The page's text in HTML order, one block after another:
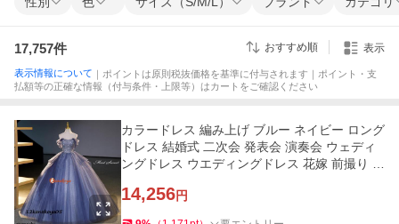
17,757件 おすすめ順 表示
表示情報について ｜ポイントは原則税抜価格を基準に付与されます｜ポイント・支
払額等の正確な情報（付与条件・上限等）はカートをご確認ください
カラードレス 編み上げ ブルー ネイビー ロング
ドレス 結婚式 二次会 発表会 演奏会 ウェディ
ングドレス ウエディングドレス 花嫁 前撮り 上
14,256円